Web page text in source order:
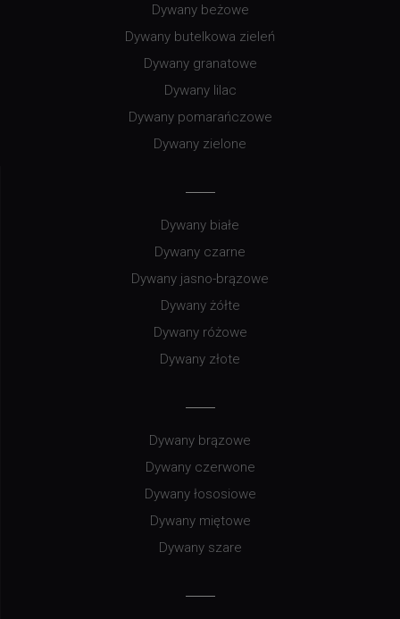
Dywany beżowe
Dywany butelkowa zieleń
Dywany granatowe
Dywany lilac
Dywany pomarańczowe
Dywany zielone
Dywany białe
Dywany czarne
Dywany jasno-brązowe
Dywany żółte
Dywany różowe
Dywany złote
Dywany brązowe
Dywany czerwone
Dywany łososiowe
Dywany miętowe
Dywany szare